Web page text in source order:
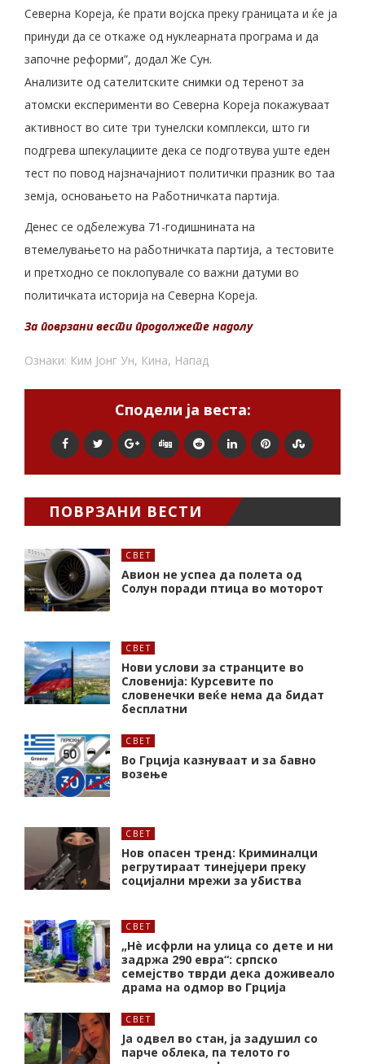
Северна Кореја, ќе прати војска преку границата и ќе ја
принуди да се откаже од нуклеарната програма и да
започне реформи”, додал Же Сун.
Анализите од сателитските снимки од теренот за
атомски експерименти во Северна Кореја покажуваат
активност во сите три тунелски комплекси, што ги
подгрева шпекулациите дека се подготвува уште еден
тест по повод најзначајниот политички празник во таа
земја, основањето на Работничката партија.
Денес се одбележува 71-годишнината на
втемелувањето на работничката партија, а тестовите
и претходно се поклопувале со важни датуми во
политичката историја на Северна Кореја.
За поврзани вести продолжете надолу
Ознаки: Ким Јонг Ун, Кина, Напад
Сподели ја веста:
ПОВРЗАНИ ВЕСТИ
СВЕТ
Авион не успеа да полета од
Солун поради птица во моторот
СВЕТ
Нови услови за странците во
Словенија: Курсевите по
словенечки веќе нема да бидат
бесплатни
СВЕТ
Во Грција казнуваат и за бавно
возење
СВЕТ
Нов опасен тренд: Криминалци
регрутираат тинејџери преку
социјални мрежи за убиства
СВЕТ
„Нѐ исфрли на улица со дете и ни
задржа 290 евра“: српско
семејство тврди дека доживеало
драма на одмор во Грција
СВЕТ
Ја одвел во стан, ја задушил со
парче облека, па телото го